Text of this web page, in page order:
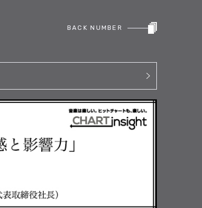
BACK NUMBER